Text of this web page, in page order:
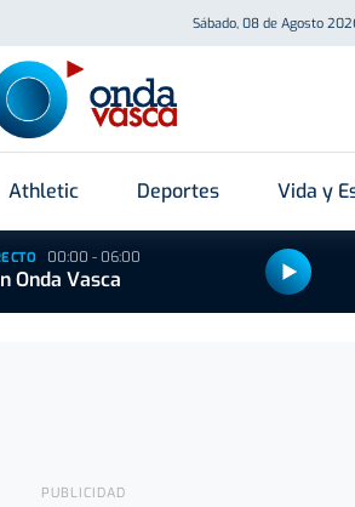
Sábado, 08 de Agosto
Athletic Deportes Vida y
00:00 - 06:00
Onda Vasca